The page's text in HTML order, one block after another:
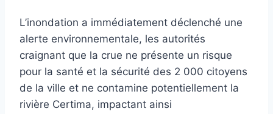
L’inondation a immédiatement déclenché une
alerte environnementale, les autorités
craignant que la crue ne présente un risque
pour la santé et la sécurité des 2 000 citoyens
de la ville et ne contamine potentiellement la
rivière Certima, impactant ainsi